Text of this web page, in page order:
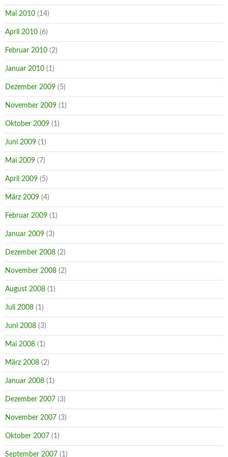
Mai 2010 (14)
April 2010 (6)
Februar 2010 (2)
Januar 2010 (1)
Dezember 2009 (5)
November 2009 (1)
Oktober 2009 (1)
Juni 2009 (1)
Mai 2009 (7)
April 2009 (5)
März 2009 (4)
Februar 2009 (1)
Januar 2009 (3)
Dezember 2008 (2)
November 2008 (2)
August 2008 (1)
Juli 2008 (1)
Juni 2008 (3)
Mai 2008 (1)
März 2008 (2)
Januar 2008 (1)
Dezember 2007 (3)
November 2007 (3)
Oktober 2007 (1)
September 2007 (1)